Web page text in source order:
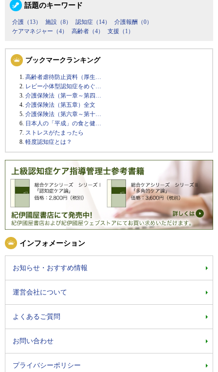
話題のキーワード
介護（13） 施設（8） 認知症（14）
介護報酬（0）
ケアマネジャー（4）
高齢者（4） 支援（1）
ブックマークランキング
高齢者虐待防止資料（厚生…
レビー小体型認知症をめぐ…
介護保険法（第一章～第四…
介護保険法（第五章）全文
介護保険法（第六章～第十…
日本人の「平成」の食と健…
ストレスがたまったら
軽度認知症とは？
インフォメーション
お知らせ・おすすめ情報
運営会社について
よくあるご質問
お問い合わせ
プライバシーポリシー